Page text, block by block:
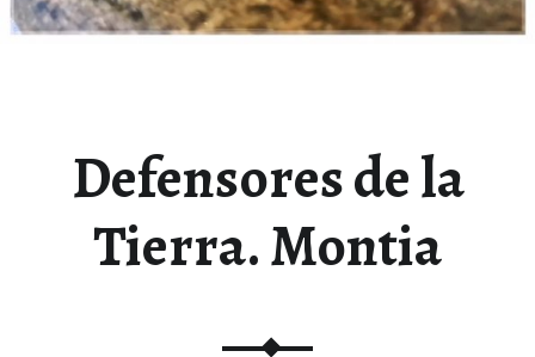
Defensores de la
Tierra. Montia